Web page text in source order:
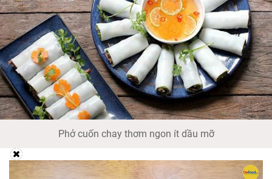
Phở cuốn chay thơm ngon ít dầu mỡ